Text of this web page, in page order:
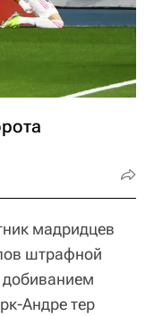
мадридцев
штрафной
добиванием
Андре тер